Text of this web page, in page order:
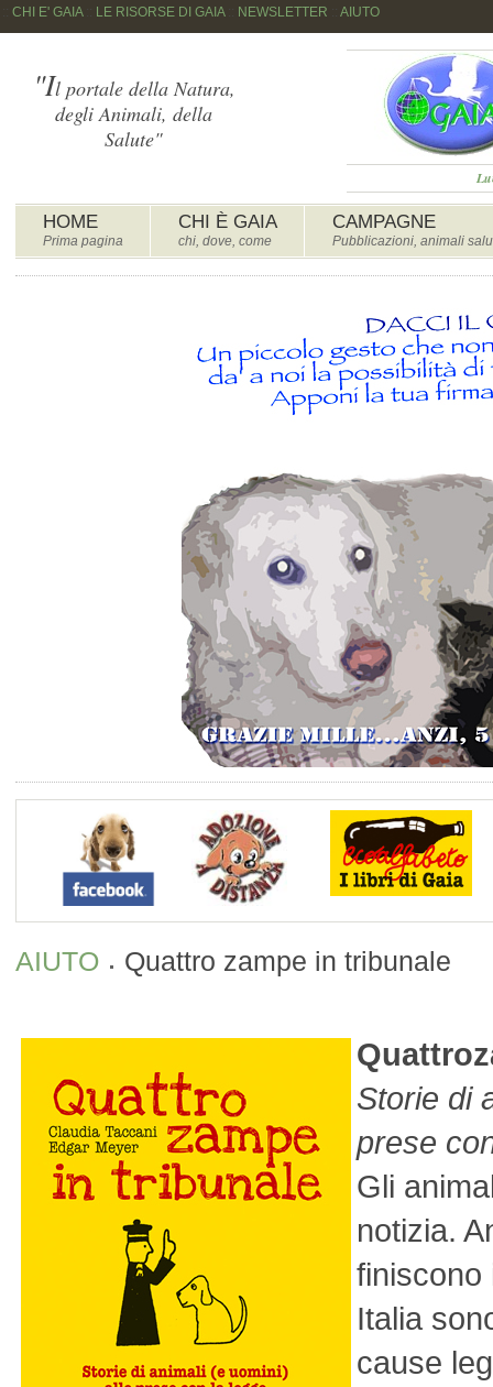
CHI E' GAIA:: LE RISORSE DI GAIA:: NEWSLETTER AIUTO
HOME
Prima pagina
CHI È GAIA
chi, dove, come
CAMPAGNE
Pubblicazioni, animali
"Il portale della Natura,
degli Animali, della
Salute"
AIUTO Quattro zampe in tribunale
Storie di
prese
Gli
notizia.
finiscono
Italia
cause